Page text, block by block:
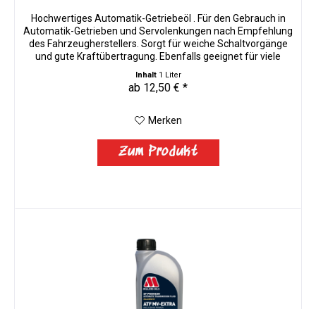
Hochwertiges Automatik-Getriebeöl . Für den Gebrauch in
Automatik-Getrieben und Servolenkungen nach Empfehlung
des Fahrzeugherstellers. Sorgt für weiche Schaltvorgänge
und gute Kraftübertragung. Ebenfalls geeignet für viele
Inhalt 1 Liter
ab 12,50 € *
Merken
Zum Produkt